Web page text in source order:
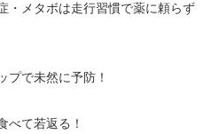
・メタボは走行習慣で薬に頼らず
プで未然に予防！
べて若返る！